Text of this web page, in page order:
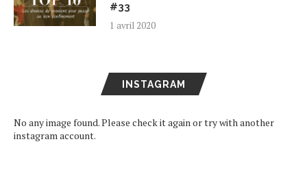
#33
1 avril 2020
INSTAGRAM
No any image found. Please check it again or try with another
instagram account.